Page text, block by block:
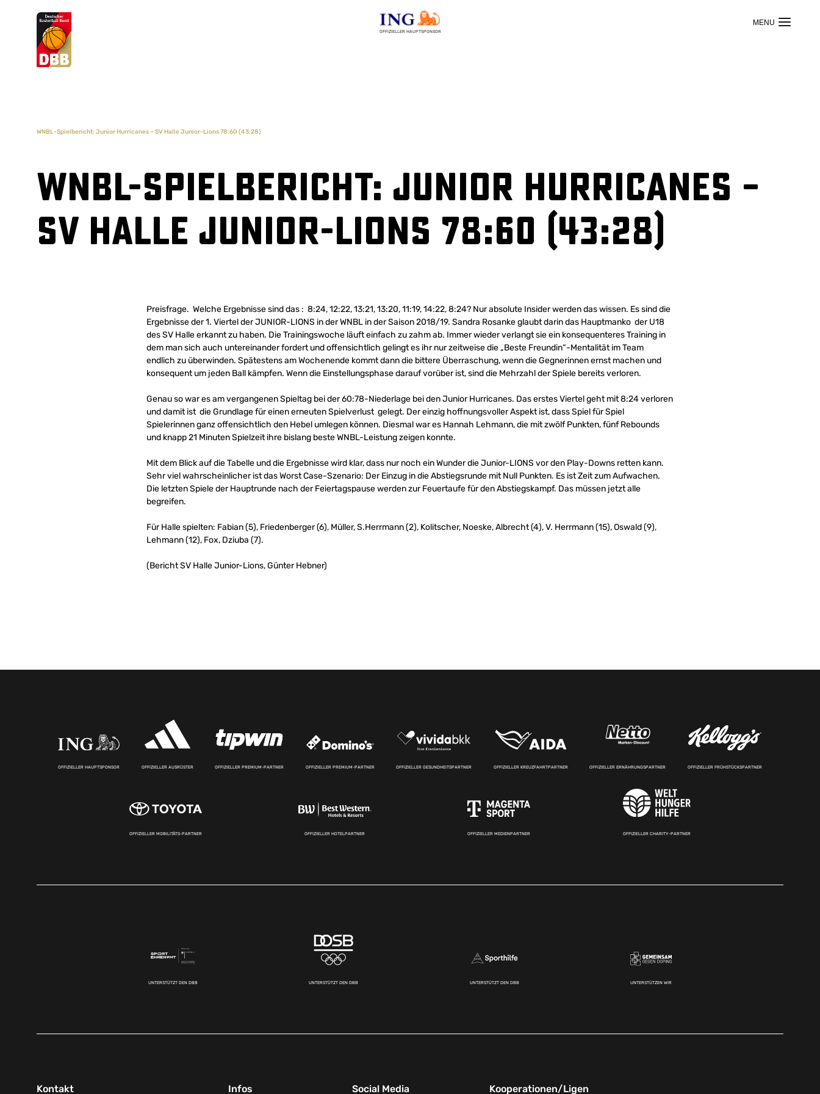
OFFIZIELLER HAUPTSPONSOR
Suchvorschläge
WNBL-Spielbericht: Junior Hurricanes – SV Halle Junior-Lions 78:60 (43:28)
WNBL-Spielbericht: Junior Hurricanes –
SV Halle Junior-Lions 78:60 (43:28)
Preisfrage. Welche Ergebnisse sind das : 8:24, 12:22, 13:21, 13:20, 11:19, 14:22, 8:24? Nur absolute Insider werden das wissen. Es sind die
Ergebnisse der 1. Viertel der JUNIOR-LIONS in der WNBL in der Saison 2018/19. Sandra Rosanke glaubt darin das Hauptmanko der U18
des SV Halle erkannt zu haben. Die Trainingswoche läuft einfach zu zahm ab. Immer wieder verlangt sie ein konsequenteres Training in
dem man sich auch untereinander fordert und offensichtlich gelingt es ihr nur zeitweise die „Beste Freundin“-Mentalität im Team
endlich zu überwinden. Spätestens am Wochenende kommt dann die bittere Überraschung, wenn die Gegnerinnen ernst machen und
konsequent um jeden Ball kämpfen. Wenn die Einstellungsphase darauf vorüber ist, sind die Mehrzahl der Spiele bereits verloren.
Genau so war es am vergangenen Spieltag bei der 60:78-Niederlage bei den Junior Hurricanes. Das erstes Viertel geht mit 8:24 verloren
und damit ist die Grundlage für einen erneuten Spielverlust gelegt. Der einzig hoffnungsvoller Aspekt ist, dass Spiel für Spiel
Spielerinnen ganz offensichtlich den Hebel umlegen können. Diesmal war es Hannah Lehmann, die mit zwölf Punkten, fünf Rebounds
und knapp 21 Minuten Spielzeit ihre bislang beste WNBL-Leistung zeigen konnte.
Mit dem Blick auf die Tabelle und die Ergebnisse wird klar, dass nur noch ein Wunder die Junior-LIONS vor den Play-Downs retten kann.
Sehr viel wahrscheinlicher ist das Worst Case-Szenario: Der Einzug in die Abstiegsrunde mit Null Punkten. Es ist Zeit zum Aufwachen.
Die letzten Spiele der Hauptrunde nach der Feiertagspause werden zur Feuertaufe für den Abstiegskampf. Das müssen jetzt alle
begreifen.
Für Halle spielten: Fabian (5), Friedenberger (6), Müller, S.Herrmann (2), Kolitscher, Noeske, Albrecht (4), V. Herrmann (15), Oswald (9),
Lehmann (12), Fox, Dziuba (7).
(Bericht SV Halle Junior-Lions, Günter Hebner)
OFFIZIELLER HAUPTSPONSOR OFFIZIELLER AUSRÜSTER OFFIZIELLER PREMIUM-PARTNER OFFIZIELLER PREMIUM-PARTNER OFFIZIELLER GESUNDHEITSPARTNER OFFIZIELLER KREUZFAHRTPARTNER OFFIZIELLER ERNÄHRUNGSPARTNER OFFIZIELLER FRÜHSTÜCKSPARTNER
OFFIZIELLER MOBILITÄTS-PARTNER OFFIZIELLER HOTELPARTNER OFFIZIELLER MEDIENPARTNER OFFIZIELLER CHARITY-PARTNER
UNTERSTÜTZT DEN DBB UNTERSTÜTZT DEN DBB UNTERSTÜTZT DEN DBB UNTERSTÜTZEN WIR
Kontakt Infos Social Media Kooperationen/Ligen